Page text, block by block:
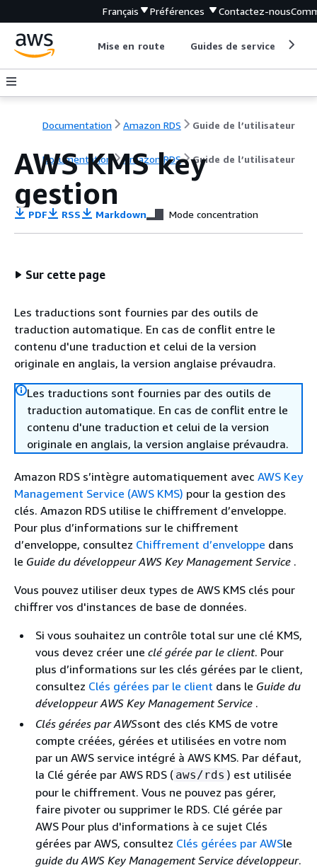
Français Préférences Contactez-nous
Mise en route Guides de service
Documentation Amazon RDS Guide de l’utilisateur
Documentation Amazon RDS Guide de l’utilisateur
AWS KMS key
gestion
PDF RSS Markdown Mode concentration
Sur cette page
Les traductions sont fournies par des outils de
traduction automatique. En cas de conflit entre le
contenu d'une traduction et celui de la version
originale en anglais, la version anglaise prévaudra.
Les traductions sont fournies par des outils de
traduction automatique. En cas de conflit entre le
contenu d'une traduction et celui de la version
originale en anglais, la version anglaise prévaudra.
Amazon RDS s’intègre automatiquement avec AWS Key
Management Service (AWS KMS) pour la gestion des
clés. Amazon RDS utilise le chiffrement d’enveloppe.
Pour plus d’informations sur le chiffrement
d’enveloppe, consultez Chiffrement d’enveloppe dans
le Guide du développeur AWS Key Management Service .
Vous pouvez utiliser deux types de AWS KMS clés pour
chiffrer vos d'instances de base de données.
Si vous souhaitez un contrôle total sur une clé KMS,
vous devez créer une clé gérée par le client. Pour
plus d’informations sur les clés gérées par le client,
consultez Clés gérées par le client dans le Guide du
développeur AWS Key Management Service .
Clés gérées par AWSsont des clés KMS de votre
compte créées, gérées et utilisées en votre nom
par un AWS service intégré à AWS KMS. Par défaut,
la Clé gérée par AWS RDS ( aws/rds ) est utilisée
pour le chiffrement. Vous ne pouvez pas gérer,
faire pivoter ou supprimer le RDS. Clé gérée par
AWS Pour plus d'informations à ce sujet Clés
gérées par AWS, consultez Clés gérées par AWSle
guide du AWS Key Management Service développeur.